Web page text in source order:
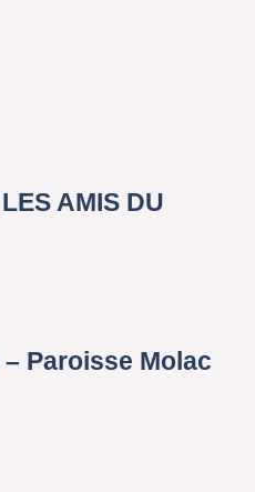
AMIS DU
Paroisse Molac